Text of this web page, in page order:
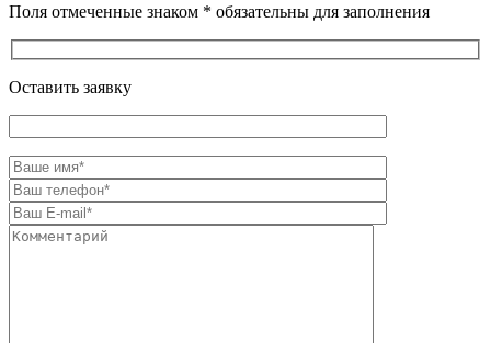
Поля отмеченные знаком * обязательны для заполнения
Оставить заявку